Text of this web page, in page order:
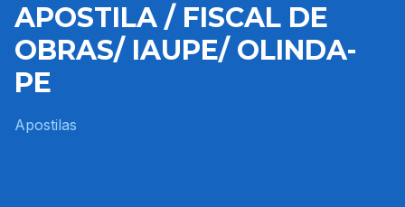
APOSTILA / FISCAL DE
OBRAS/ IAUPE/ OLINDA-
PE
Apostilas